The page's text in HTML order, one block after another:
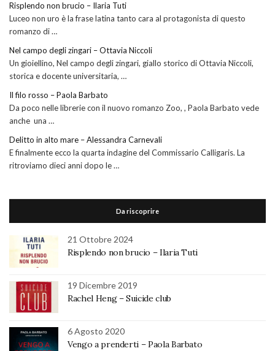
Risplendo non brucio – Ilaria Tuti
Luceo non uro è la frase latina tanto cara al protagonista di questo
romanzo di …
Nel campo degli zingari – Ottavia Niccoli
Un gioiellino, Nel campo degli zingari, giallo storico di Ottavia Niccoli,
storica e docente universitaria, …
Il filo rosso – Paola Barbato
Da poco nelle librerie con il nuovo romanzo Zoo, , Paola Barbato vede
anche una …
Delitto in alto mare – Alessandra Carnevali
E finalmente ecco la quarta indagine del Commissario Calligaris. La
ritroviamo dieci anni dopo le …
Da riscoprire
21 Ottobre 2024
Risplendo non brucio – Ilaria Tuti
19 Dicembre 2019
Rachel Heng – Suicide club
6 Agosto 2020
Vengo a prenderti – Paola Barbato